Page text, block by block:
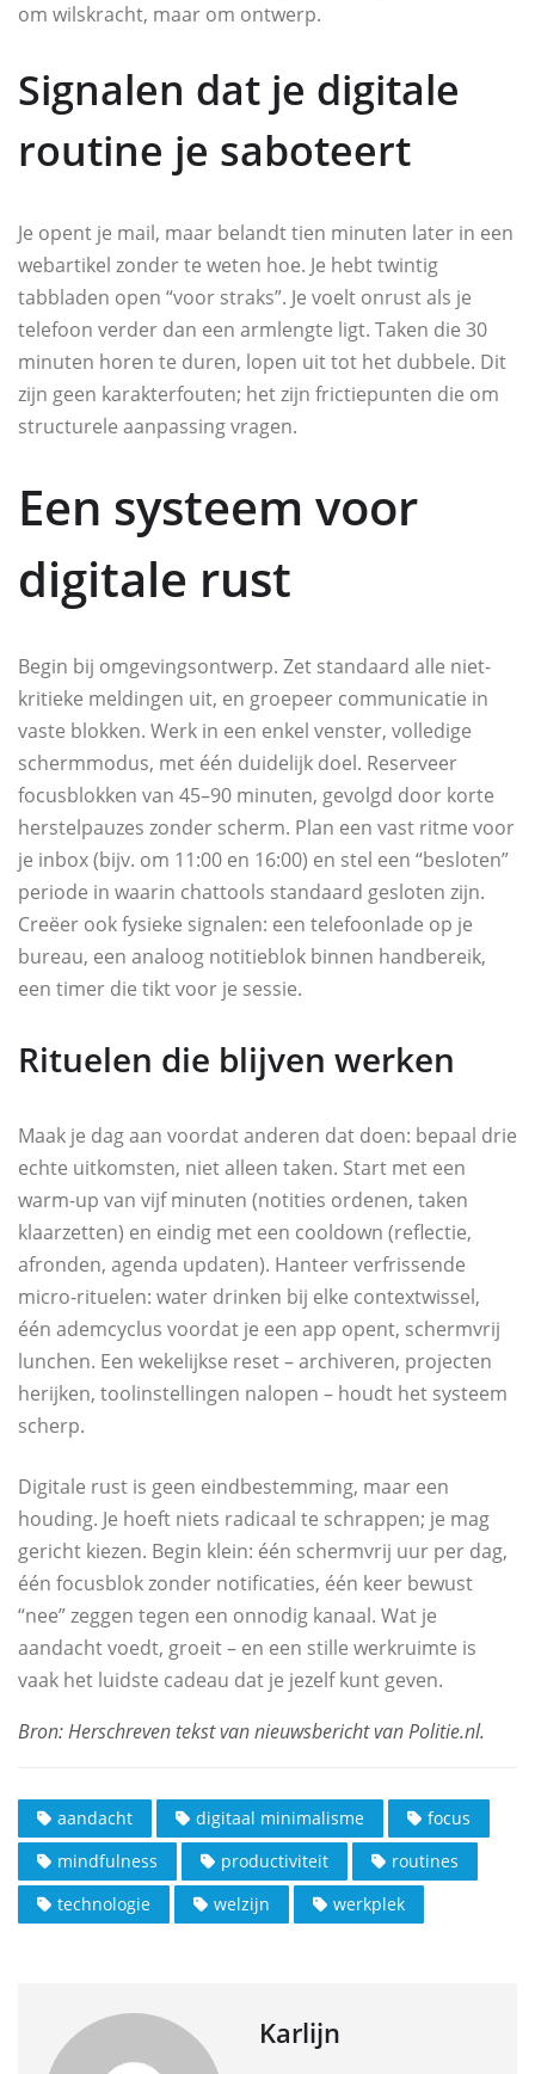
om wilskracht, maar om ontwerp.
Signalen dat je digitale
routine je saboteert
Je opent je mail, maar belandt tien minuten later in een
webartikel zonder te weten hoe. Je hebt twintig
tabbladen open “voor straks”. Je voelt onrust als je
telefoon verder dan een armlengte ligt. Taken die 30
minuten horen te duren, lopen uit tot het dubbele. Dit
zijn geen karakterfouten; het zijn frictiepunten die om
structurele aanpassing vragen.
Een systeem voor
digitale rust
Begin bij omgevingsontwerp. Zet standaard alle niet-
kritieke meldingen uit, en groepeer communicatie in
vaste blokken. Werk in een enkel venster, volledige
schermmodus, met één duidelijk doel. Reserveer
focusblokken van 45–90 minuten, gevolgd door korte
herstelpauzes zonder scherm. Plan een vast ritme voor
je inbox (bijv. om 11:00 en 16:00) en stel een “besloten”
periode in waarin chattools standaard gesloten zijn.
Creëer ook fysieke signalen: een telefoonlade op je
bureau, een analoog notitieblok binnen handbereik,
een timer die tikt voor je sessie.
Rituelen die blijven werken
Maak je dag aan voordat anderen dat doen: bepaal drie
echte uitkomsten, niet alleen taken. Start met een
warm-up van vijf minuten (notities ordenen, taken
klaarzetten) en eindig met een cooldown (reflectie,
afronden, agenda updaten). Hanteer verfrissende
micro-rituelen: water drinken bij elke contextwissel,
één ademcyclus voordat je een app opent, schermvrij
lunchen. Een wekelijkse reset – archiveren, projecten
herijken, toolinstellingen nalopen – houdt het systeem
scherp.
Digitale rust is geen eindbestemming, maar een
houding. Je hoeft niets radicaal te schrappen; je mag
gericht kiezen. Begin klein: één schermvrij uur per dag,
één focusblok zonder notificaties, één keer bewust
“nee” zeggen tegen een onnodig kanaal. Wat je
aandacht voedt, groeit – en een stille werkruimte is
vaak het luidste cadeau dat je jezelf kunt geven.
aandacht digitaal minimalisme
focus
mindfulness
productiviteit
routines
technologie
welzijn werkplek
Karlijn